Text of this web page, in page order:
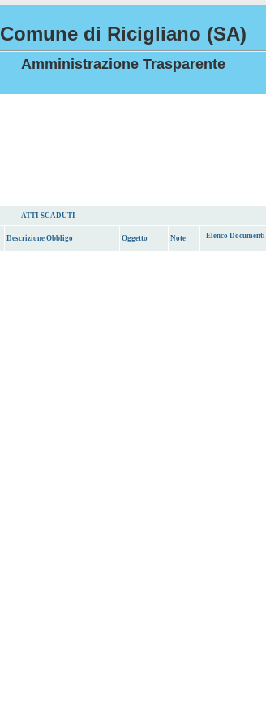
Comune di Ricigliano (SA)
Amministrazione Trasparente
ATTI SCADUTI
Descrizione Obbligo Oggetto Note Elenco Documenti